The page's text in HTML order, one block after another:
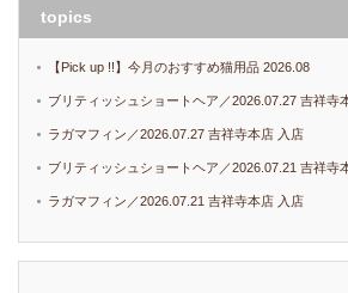
topics
【Pick up !!】今月のおすすめ猫用品 2026.08
ブリティッシュショートヘア／2026.07.27 吉祥寺
ラガマフィン／2026.07.27 吉祥寺本店 入店
ブリティッシュショートヘア／2026.07.21 吉祥寺
ラガマフィン／2026.07.21 吉祥寺本店 入店